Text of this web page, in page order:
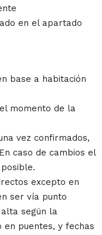
en el apartado
base a habitación
momento de la
vez confirmados,
caso de cambios el
excepto en
ser vía punto
según la
en puentes, y fechas